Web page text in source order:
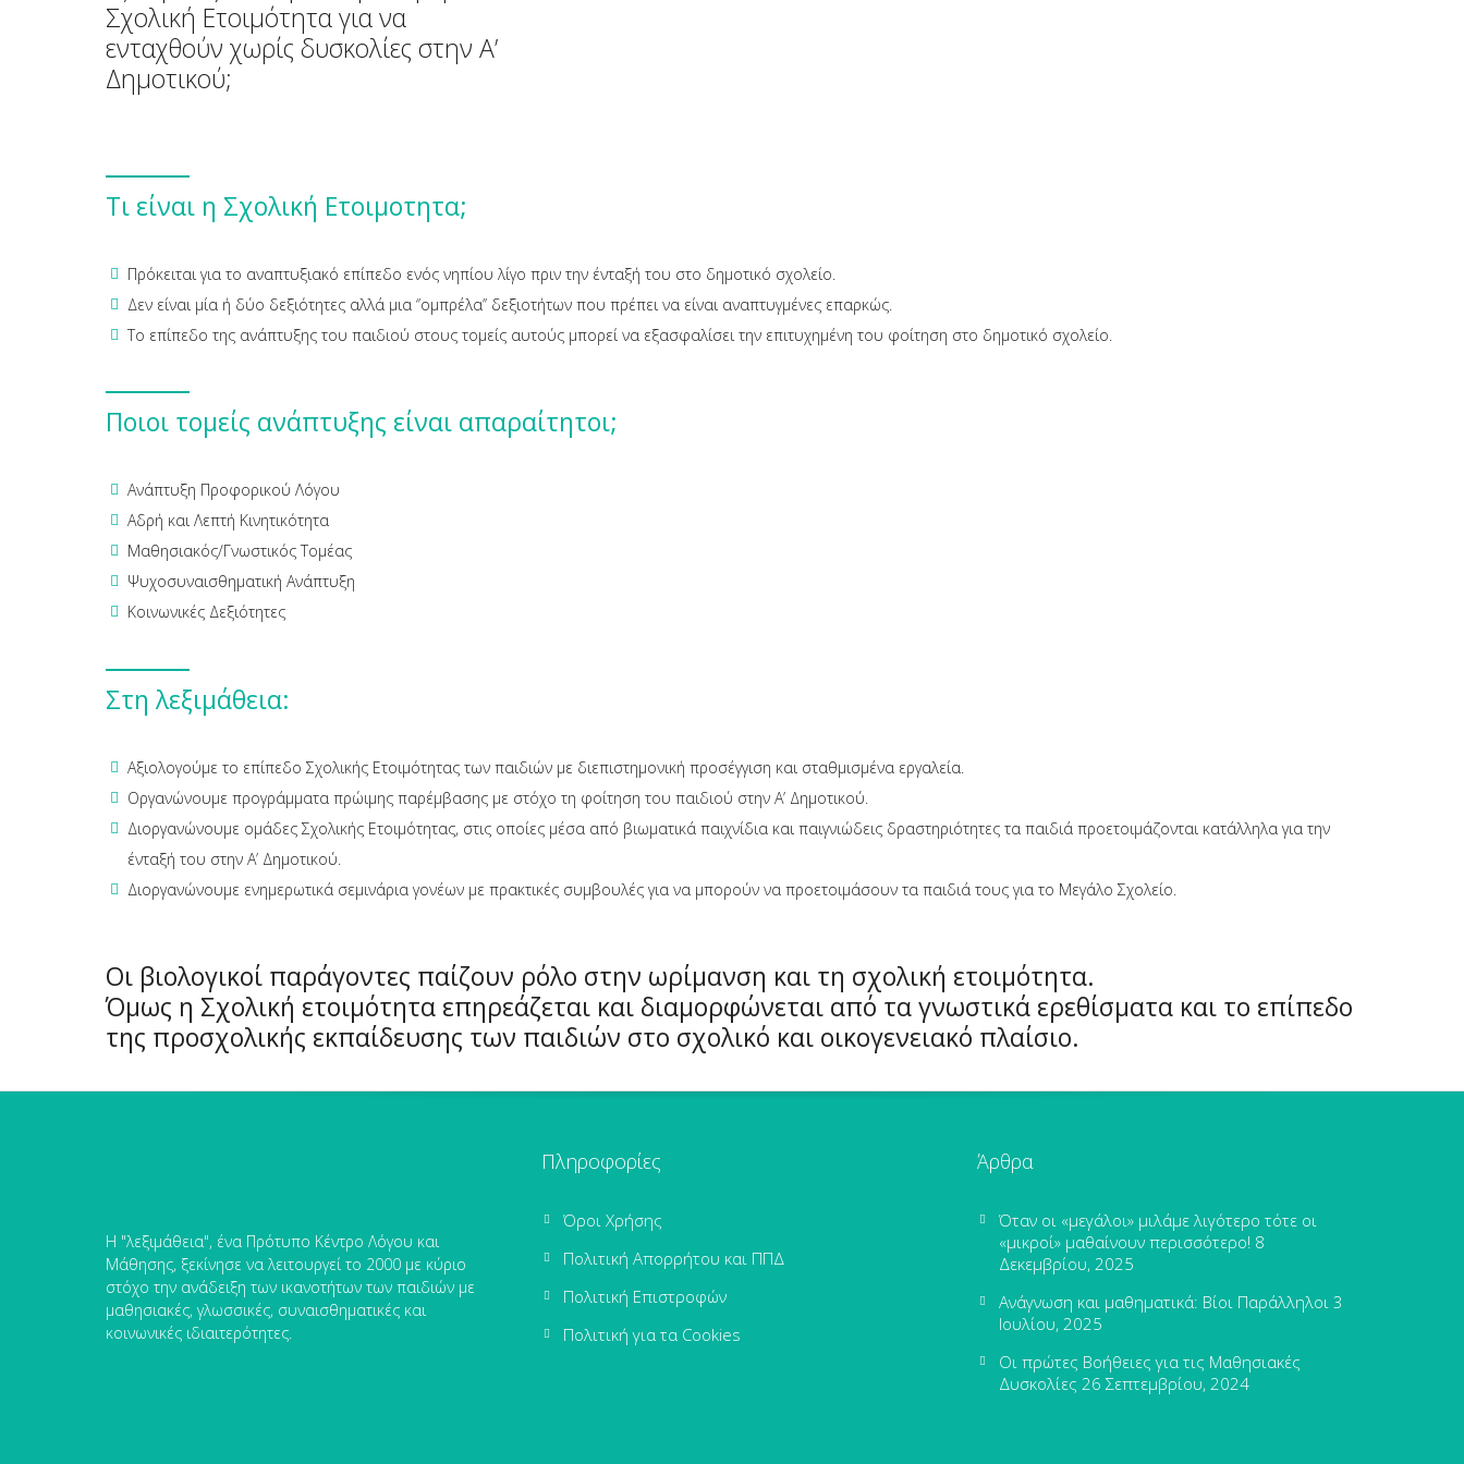
Σχολική Ετοιμότητα για να
ενταχθούν χωρίς δυσκολίες στην Α’
Δημοτικού;
Τι είναι η Σχολική Ετοιμοτητα;
Πρόκειται για το αναπτυξιακό επίπεδο ενός νηπίου λίγο πριν την ένταξή του στο δημοτικό σχολείο.
Δεν είναι μία ή δύο δεξιότητες αλλά μια ‘’ομπρέλα’’ δεξιοτήτων που πρέπει να είναι αναπτυγμένες επαρκώς.
Το επίπεδο της ανάπτυξης του παιδιού στους τομείς αυτούς μπορεί να εξασφαλίσει την επιτυχημένη του φοίτηση στο δημοτικό σχολείο.
Ποιοι τομείς ανάπτυξης είναι απαραίτητοι;
Ανάπτυξη Προφορικού Λόγου
Αδρή και Λεπτή Κινητικότητα
Μαθησιακός/Γνωστικός Τομέας
Ψυχοσυναισθηματική Ανάπτυξη
Κοινωνικές Δεξιότητες
Στη λεξιμάθεια:
Αξιολογούμε το επίπεδο Σχολικής Ετοιμότητας των παιδιών με διεπιστημονική προσέγγιση και σταθμισμένα εργαλεία.
Οργανώνουμε προγράμματα πρώιμης παρέμβασης με στόχο τη φοίτηση του παιδιού στην Α’ Δημοτικού.
Διοργανώνουμε ομάδες Σχολικής Ετοιμότητας, στις οποίες μέσα από βιωματικά παιχνίδια και παιγνιώδεις δραστηριότητες τα παιδιά προετοιμάζονται κατάλληλα για την
ένταξή του στην Α’ Δημοτικού.
Διοργανώνουμε ενημερωτικά σεμινάρια γονέων με πρακτικές συμβουλές για να μπορούν να προετοιμάσουν τα παιδιά τους για το Μεγάλο Σχολείο.
Οι βιολογικοί παράγοντες παίζουν ρόλο στην ωρίμανση και τη σχολική ετοιμότητα.
Όμως η Σχολική ετοιμότητα επηρεάζεται και διαμορφώνεται από τα γνωστικά ερεθίσματα και το επίπεδο
της προσχολικής εκπαίδευσης των παιδιών στο σχολικό και οικογενειακό πλαίσιο.
Η "λεξιμάθεια", ένα Πρότυπο Κέντρο Λόγου και
Μάθησης, ξεκίνησε να λειτουργεί το 2000 με κύριο
στόχο την ανάδειξη των ικανοτήτων των παιδιών με
μαθησιακές, γλωσσικές, συναισθηματικές και
κοινωνικές ιδιαιτερότητες.
Πληροφορίες
Όροι Χρήσης
Πολιτική Απορρήτου και ΠΠΔ
Πολιτική Επιστροφών
Πολιτική για τα Cookies
Άρθρα
Όταν οι «μεγάλοι» μιλάμε λιγότερο τότε οι
«μικροί» μαθαίνουν περισσότερο! 8
Δεκεμβρίου, 2025
Ανάγνωση και μαθηματικά: Βίοι Παράλληλοι 3
Ιουλίου, 2025
Οι πρώτες Βοήθειες για τις Μαθησιακές
Δυσκολίες 26 Σεπτεμβρίου, 2024